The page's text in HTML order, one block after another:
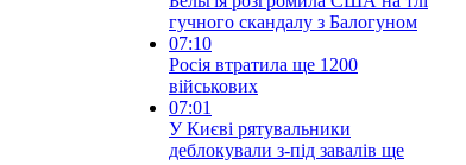
гучного скандалу з Балогуном
07:10
Росія втратила ще 1200
військових
07:01
У Києві рятувальники
деблокували з-під завалів ще